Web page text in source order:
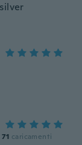
71 caricamenti